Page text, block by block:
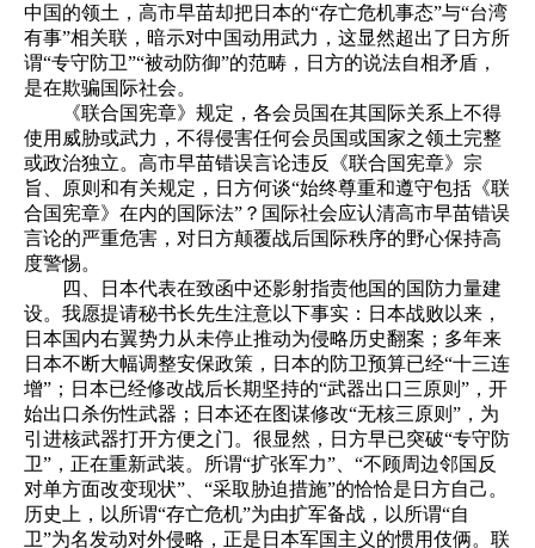
中国的领土，高市早苗却把日本的“存亡危机事态”与“台湾
有事”相关联，暗示对中国动用武力，这显然超出了日方所
谓“专守防卫”“被动防御”的范畴，日方的说法自相矛盾，
是在欺骗国际社会。
《联合国宪章》规定，各会员国在其国际关系上不得
使用威胁或武力，不得侵害任何会员国或国家之领土完整
或政治独立。高市早苗错误言论违反《联合国宪章》宗
旨、原则和有关规定，日方何谈“始终尊重和遵守包括《联
合国宪章》在内的国际法”？国际社会应认清高市早苗错误
言论的严重危害，对日方颠覆战后国际秩序的野心保持高
度警惕。
四、日本代表在致函中还影射指责他国的国防力量建
设。我愿提请秘书长先生注意以下事实：日本战败以来，
日本国内右翼势力从未停止推动为侵略历史翻案；多年来
日本不断大幅调整安保政策，日本的防卫预算已经“十三连
增”；日本已经修改战后长期坚持的“武器出口三原则”，开
始出口杀伤性武器；日本还在图谋修改“无核三原则”，为
引进核武器打开方便之门。很显然，日方早已突破“专守防
卫”，正在重新武装。所谓“扩张军力”、“不顾周边邻国反
对单方面改变现状”、“采取胁迫措施”的恰恰是日方自己。
历史上，以所谓“存亡危机”为由扩军备战，以所谓“自
卫”为名发动对外侵略，正是日本军国主义的惯用伎俩。联